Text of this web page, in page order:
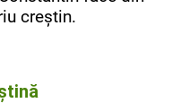
creștin.